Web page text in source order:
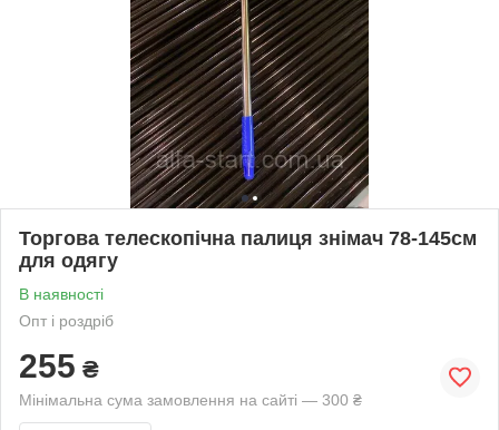
Торгова телескопічна палиця знімач 78-145см
для одягу
В наявності
Опт і роздріб
255 ₴
Мінімальна сума замовлення на сайті — 300 ₴